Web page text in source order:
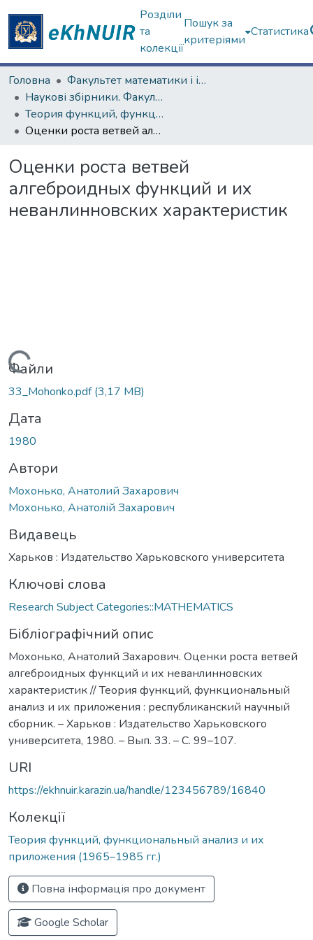
Розділи
та
колекції
Пошук за
критеріями
Статистика
Головна
Факультет математики і інформатики
Наукові збірники. Факультет математики і інформатики
Теория функций, функциональный анализ и их приложения (1965–1985 гг.)
Оценки роста ветвей алгеброидных функций и их неванлинновских характеристик
Оценки роста ветвей
алгеброидных функций и их
неванлинновских характеристик
Вантажиться...
Файли
33_Mohonko.pdf(3,17 MB)
Дата
1980
Автори
Мохонько, Анатолий Захарович
Мохонько, Анатолій Захарович
Видавець
Харьков : Издательство Харьковского университета
Ключові слова
Research Subject Categories::MATHEMATICS
Бібліографічний опис
Мохонько, Анатолий Захарович. Оценки роста ветвей
алгеброидных функций и их неванлинновских
характеристик // Теория функций, функциональный
анализ и их приложения : республиканский научный
сборник. – Харьков : Издательство Харьковского
университета, 1980. – Вып. 33. – С. 99–107.
URI
https://ekhnuir.karazin.ua/handle/123456789/16840
Колекції
Теория функций, функциональный анализ и их
приложения (1965–1985 гг.)
Повна інформація про документ
Google Scholar